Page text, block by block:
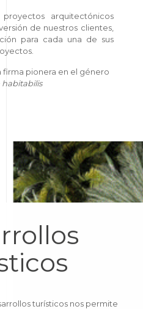
arquitectónicos
de nuestros clientes,
para cada una de sus
firma pionera en el género
habitabilis
turísticos nos permite